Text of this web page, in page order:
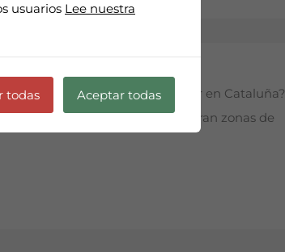
se limita el precio del alquiler en Cataluña?
Estas dos zonas se consideran zonas de
usuarios Lee nuestra
todas Aceptar todas